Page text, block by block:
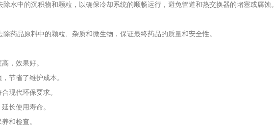
中的沉积物和颗粒，以确保冷却系统的顺畅运行，避免管道和热交换器的堵塞或腐蚀。
品原料中的颗粒、杂质和微生物，保证最终药品的质量和安全性。
，效果好。
节省了维护成本。
现代环保要求。
长使用寿命。
和检查。